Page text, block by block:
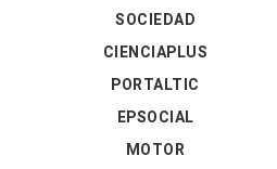
SOCIEDAD
CIENCIAPLUS
PORTALTIC
EPSOCIAL
MOTOR